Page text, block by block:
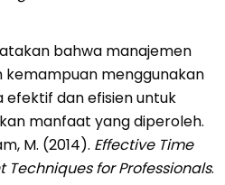
bahwa manajemen
kemampuan menggunakan
efektif dan efisien untuk
manfaat yang diperoleh.
M. (2014). Effective Time
for Professionals.